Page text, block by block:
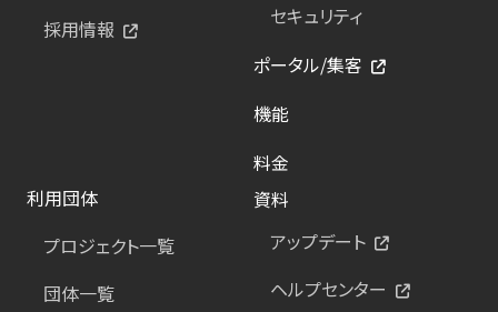
採用情報
セキュリティ
ポータル/集客
機能
料金
利用団体
プロジェクト一覧
団体一覧
資料
アップデート
ヘルプセンター